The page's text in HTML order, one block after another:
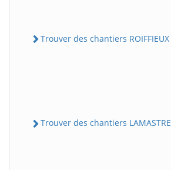
Trouver des chantiers ROIFFIEUX
Trouver des chantiers LAMASTRE